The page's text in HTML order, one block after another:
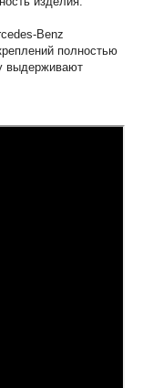
Benz
полностью
выдерживают